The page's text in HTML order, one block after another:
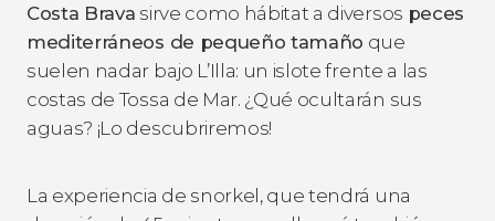
Costa Brava sirve como hábitat a diversos peces
mediterráneos de pequeño tamaño que
suelen nadar bajo L’Illa: un islote frente a las
costas de Tossa de Mar. ¿Qué ocultarán sus
aguas? ¡Lo descubriremos!
La experiencia de snorkel, que tendrá una